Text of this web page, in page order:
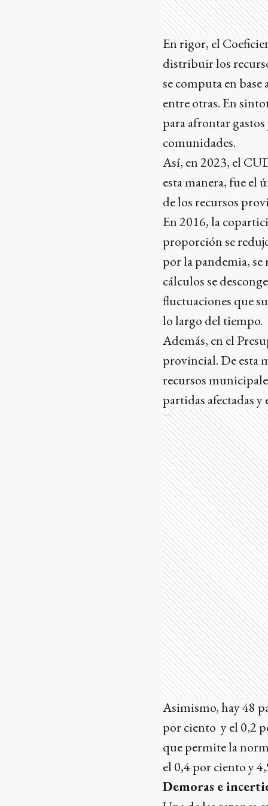
En rigor, el
distribuir los
se computa en
entre otras. En
para afrontar
comunidades.
Así, en 2023, el
esta manera, fue el
de los recursos
En 2016, la
proporción se
por la pandemia,
cálculos se
fluctuaciones que
lo largo del tiempo.
Además, en el
provincial. De esta
recursos
partidas afectadas
Ads
Asimismo, hay 48
por ciento y el 0,2
que permite la
el 0,4 por ciento y
Demoras e